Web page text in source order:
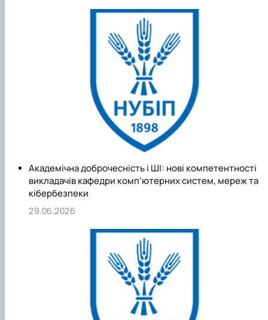
- моделі, методи та засоби побудови інтерактивних
геоінформаційних комплексів прецизійного
- розробка баз даних і баз знань реального часу;
- створення&nbsp;комп'ютерних систем захисту
- розробка технічних комп’ютерних засобів, пакетів
прикладних програм та автоматизованих систем
спеціального призначення.
Академічна доброчесність і ШІ: нові компетентності
викладачів кафедри комп’ютерних систем, мереж та
кібербезпеки
29.06.2026